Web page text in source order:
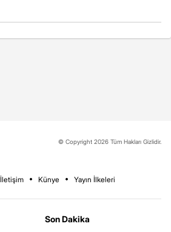
© Copyright 2026 Tüm Hakları Gizlidir.
İletişim Künye Yayın İlkeleri
Son Dakika